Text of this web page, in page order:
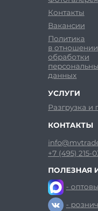
Контакты
Вакансии
Политика
в отношении
обработки
данных
УСЛУГИ
Разгрузка и
КОНТАКТЫ
+7 (495) 215-
ПОЛЕЗНАЯ
-
-